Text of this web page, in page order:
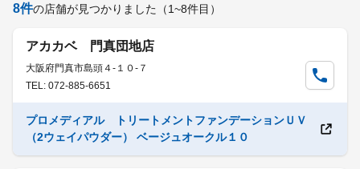
8件の店舗が見つかりました （1~8件目）
アカカベ 門真団地店
大阪府門真市島頭４-１０-７
TEL: 072-885-6651
プロメディアル トリートメントファンデーションＵＶ
（2ウェイパウダー） ベージュオークル１０